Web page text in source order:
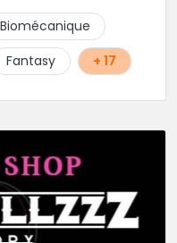
Biomécanique
Fantasy + 17